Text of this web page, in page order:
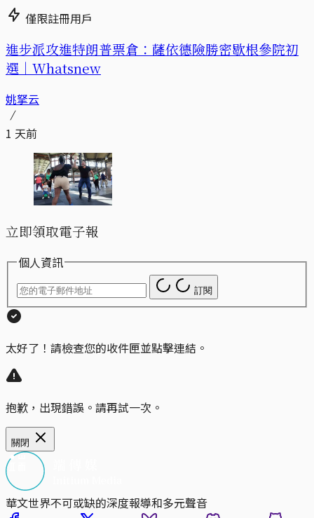
僅限註冊用戶
進步派攻進特朗普票倉：薩依德險勝密歇根參院初
選｜Whatsnew
姚拏云
1 天前
立即領取電子報
個人資訊
訂閱
太好了！請檢查您的收件匣並點擊連結。
抱歉，出現錯誤。請再試一次。
關閉
華文世界不可或缺的深度報導和多元聲音